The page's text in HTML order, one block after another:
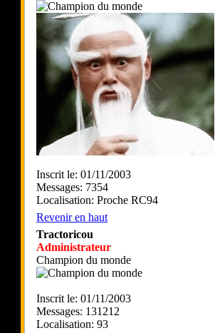
Inscrit le: 01/11/2003
Messages: 7354
Localisation: Proche RC94
Revenir en haut
Tractoricou
Administrateur
Champion du monde
Inscrit le: 01/11/2003
Messages: 131212
Localisation: 93